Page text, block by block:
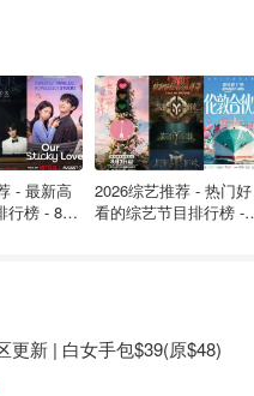
将于 2025 年 10 月发布
，包括在暂停之前根据两
2024 年 11 月 29 日
偶和受抚养子女等家庭成
- 最新高
行榜 - 8月
2026综艺推荐 - 热门好
看的综艺节目排行榜 -
更新 | 白女手包$39(原$48)